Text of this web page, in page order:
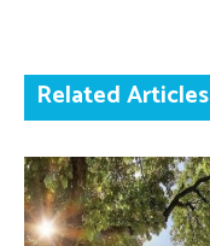
Related Articles